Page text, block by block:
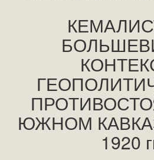
ЮЖНОМ
1920